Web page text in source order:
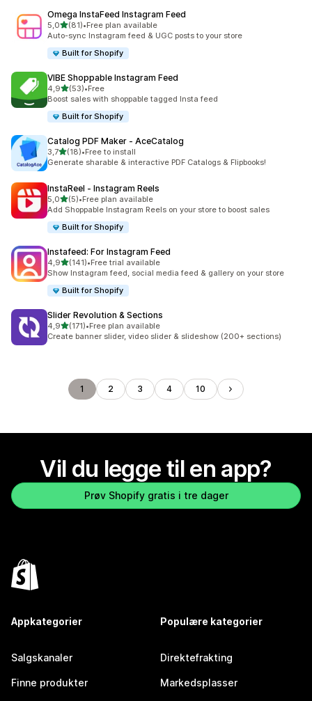
Omega InstaFeed Instagram Feed
5,0av 5 stjerner
(81)
Totalt 81 omtaler
•Free plan available
Auto-sync Instagram feed & UGC posts to your store
Built for Shopify
VIBE Shoppable Instagram Feed
4,9av 5 stjerner
(53)
Totalt 53 omtaler
•Free
Boost sales with shoppable tagged Insta feed
Built for Shopify
Catalog PDF Maker ‑ AceCatalog
3,7av 5 stjerner
(18)
Totalt 18 omtaler
•Free to install
Generate sharable & interactive PDF Catalogs & Flipbooks!
InstaReel ‑ Instagram Reels
5,0av 5 stjerner
(5)
Totalt 5 omtaler
•Free plan available
Add Shoppable Instagram Reels on your store to boost sales
Built for Shopify
Instafeed: For Instagram Feed
4,9av 5 stjerner
(141)
Totalt 141 omtaler
•Free trial available
Show Instagram feed, social media feed & gallery on your store
Built for Shopify
Slider Revolution & Sections
4,9av 5 stjerner
(171)
Totalt 171 omtaler
•Free plan available
Create banner slider, video slider & slideshow (200+ sections)
1 2 3 4 10
Vil du legge til en app?
Prøv Shopify gratis i tre dager
Appkategorier
Salgskanaler
Finne produkter
Populære kategorier
Direktefrakting
Markedsplasser